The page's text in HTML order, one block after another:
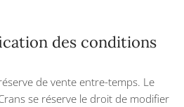
des conditions
de vente entre-temps. Le
se réserve le droit de modifier